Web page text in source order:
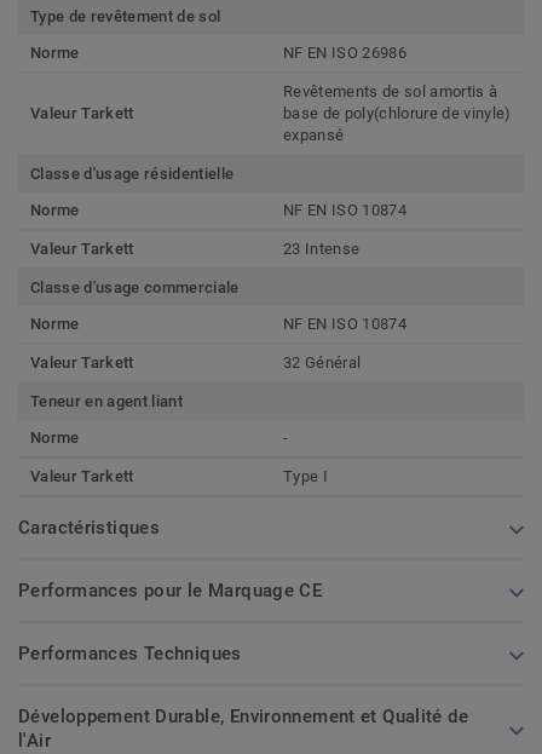
Type de revêtement de sol
Norme
NF EN ISO 26986
Valeur Tarkett
Revêtements de sol amortis à
base de poly(chlorure de vinyle)
expansé
Classe d'usage résidentielle
Norme
NF EN ISO 10874
Valeur Tarkett 23 Intense
Classe d'usage commerciale
Norme
NF EN ISO 10874
Valeur Tarkett 32 Général
Teneur en agent liant
Norme
-
Valeur Tarkett Type I
Caractéristiques
Performances pour le Marquage CE
Performances Techniques
Développement Durable, Environnement et Qualité de
l'Air